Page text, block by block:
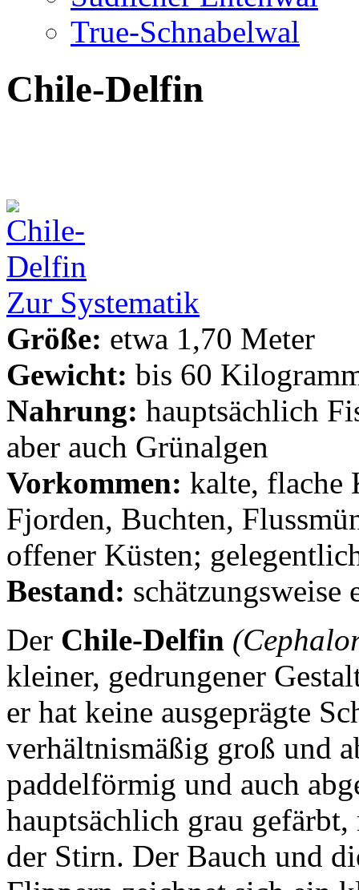
True-Schnabelwal
Chile-Delfin
Zur Systematik
Größe: etwa 1,70 Meter
Gewicht: bis 60
Nahrung: hauptsächlich
aber auch Grünalgen
Vorkommen: kalte, flache
Fjorden, Buchten,
offener Küsten;
Bestand: schätzungsweise
Der Chile-Delfin
kleiner, gedrungener
er hat keine ausgeprägte
verhältnismäßig groß und
paddelförmig und auch
hauptsächlich grau
der Stirn. Der Bauch und